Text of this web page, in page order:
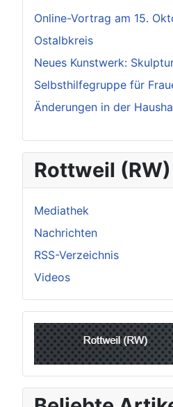
Online-Vortrag am 15.
Ostalbkreis
Neues Kunstwerk:
Selbsthilfegruppe für
Änderungen in der
Rottweil (RW)
Mediathek
Nachrichten
RSS-Verzeichnis
Videos